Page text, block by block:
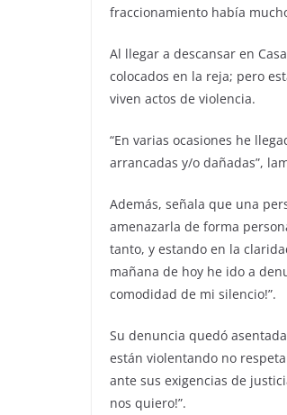
fraccionamiento había
Al llegar a descansar en
colocados en la reja; pero
viven actos de violencia.
“En varias ocasiones he
arrancadas y/o dañadas”,
Además, señala que una
amenazarla de forma
tanto, y estando en la
mañana de hoy he ido a
comodidad de mi silencio!”.
Su denuncia quedó
están violentando no
ante sus exigencias de
nos quiero!”.